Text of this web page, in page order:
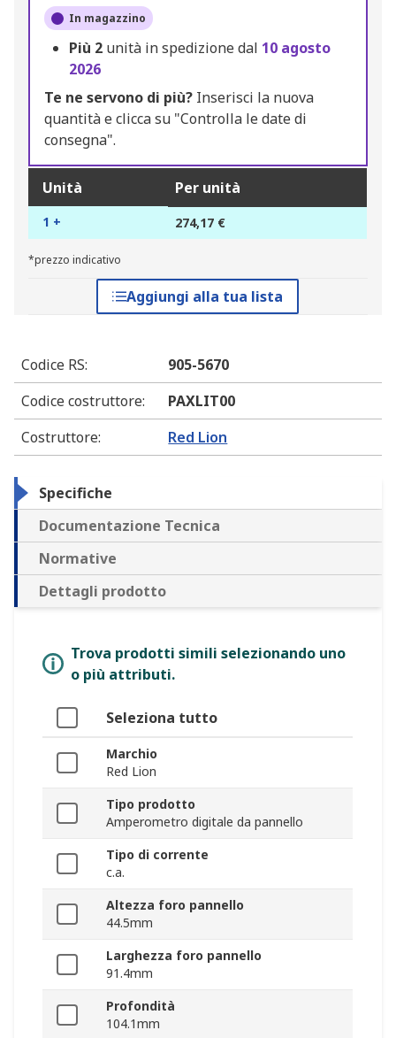
In magazzino
Più 2 unità in spedizione dal 10 agosto
2026
Te ne servono di più? Inserisci la nuova
quantità e clicca su "Controlla le date di
consegna".
Unità Per unità
1 + 274,17 €
*prezzo indicativo
Aggiungi alla tua lista
Codice RS:
905-5670
Codice costruttore:
PAXLIT00
Costruttore: Red Lion
Specifiche
Documentazione Tecnica
Normative
Dettagli prodotto
Trova prodotti simili selezionando uno
o più attributi.
Seleziona tutto
Marchio
Red Lion
Tipo prodotto
Amperometro digitale da pannello
Tipo di corrente
c.a.
Altezza foro pannello
44.5mm
Larghezza foro pannello
91.4mm
Profondità
104.1mm